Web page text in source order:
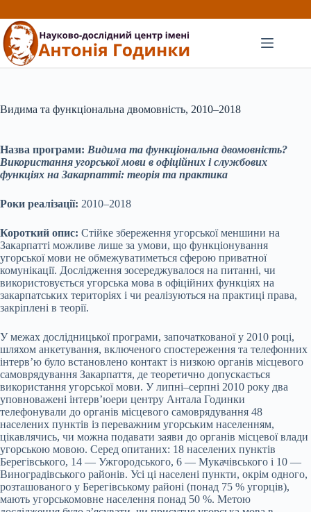
до
вмісту
Видима та функціональна двомовність, 2010–2018
Назва програми: Видима та функціональна двомовність?
Використання угорської мови в офіційних і службових
функціях на Закарпатті: теорія та практика
Роки реалізації: 2010–2018
Короткий опис: Стійке збереження угорської меншини на
Закарпатті можливе лише за умови, що функціонування
угорської мови не обмежуватиметься сферою приватної
комунікації. Дослідження зосереджувалося на питанні, чи
використовується угорська мова в офіційних функціях на
закарпатських територіях і чи реалізуються на практиці права,
закріплені в теорії.
У межах дослідницької програми, започаткованої у 2010 році,
шляхом анкетування, включеного спостереження та телефонних
інтерв’ю було встановлено контакт із низкою органів місцевого
самоврядування Закарпаття, де теоретично допускається
використання угорської мови. У липні–серпні 2010 року два
уповноважені інтерв’юери центру Антала Годинки
телефонували до органів місцевого самоврядування 48
населених пунктів із переважним угорським населенням,
цікавлячись, чи можна подавати заяви до органів місцевої влади
угорською мовою. Серед опитаних: 18 населених пунктів
Берегівського, 14 — Ужгородського, 6 — Мукачівського і 10 —
Виноградівського районів. Усі ці населені пункти, окрім одного,
розташованого у Берегівському районі (понад 75 % угорців),
мають угорськомовне населення понад 50 %. Метою